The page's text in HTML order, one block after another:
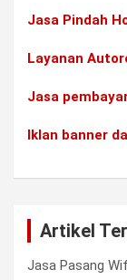
Jasa Pindah
Layanan
Jasa
Iklan banner
Artikel
Jasa Pasang